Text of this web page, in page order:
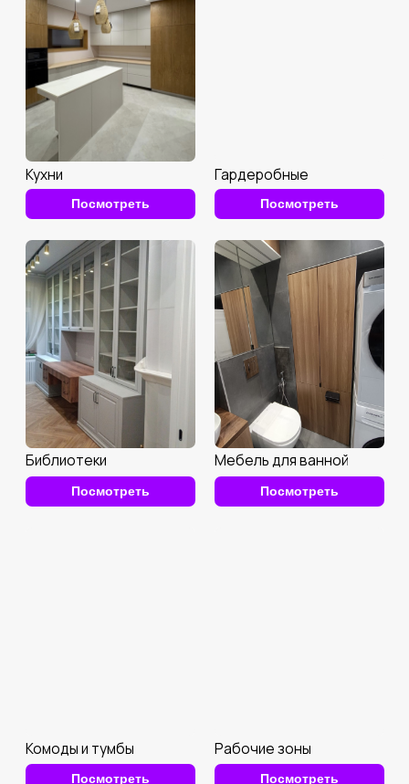
Посмотреть
Посмотреть
Посмотреть
Комоды и тумбы Рабочие зоны
Оформим выезд замерщика и
сделаем расчет
за час
Проект
Уточним размеры мебели или отправим
замерщика, подготовим проект с учетом
всех пожеланий.
Получить расчет
Доставка
Организуем доставку по Санкт-Петербургу